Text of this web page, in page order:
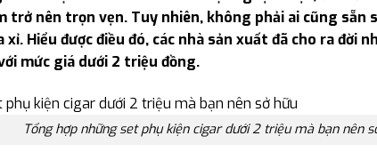
trở nên trọn vẹn. Tuy nhiên, không phải ai cũng sẵn
Hiểu được điều đó, các nhà sản xuất đã cho ra đời
mức giá dưới 2 triệu đồng.
Tổng hợp những set phụ kiện cigar dưới 2 triệu mà bạn nên